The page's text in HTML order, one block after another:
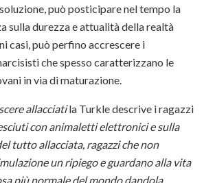
può posticipare nel tempo la
sulla durezza e attualità della realtà
casi, può perfino accrescere i
che spesso caratterizzano le
in via di maturazione.
allacciatila Turkle descrive i ragazzi
con animaletti elettronici e sulla
tutto allacciata, ragazzi che non
un ripiego e guardano alla vita
più normale del mondo dandola